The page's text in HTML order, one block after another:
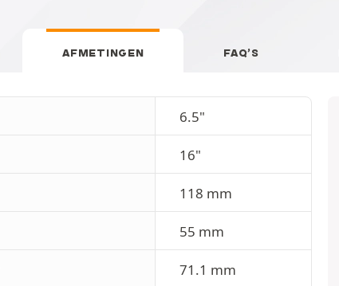
AFMETINGEN FAQ’S
6.5"
16"
118 mm
55 mm
71.1 mm